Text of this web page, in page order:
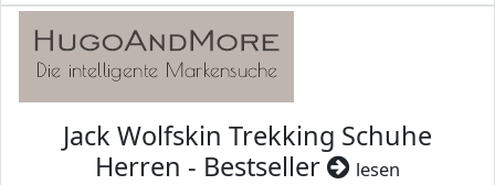
Jack Wolfskin Trekking Schuhe
Herren - Bestseller
lesen